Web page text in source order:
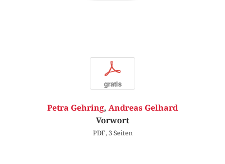
p
gratis
Petra Gehring, Andreas Gelhard
Vorwort
PDF, 3 Seiten